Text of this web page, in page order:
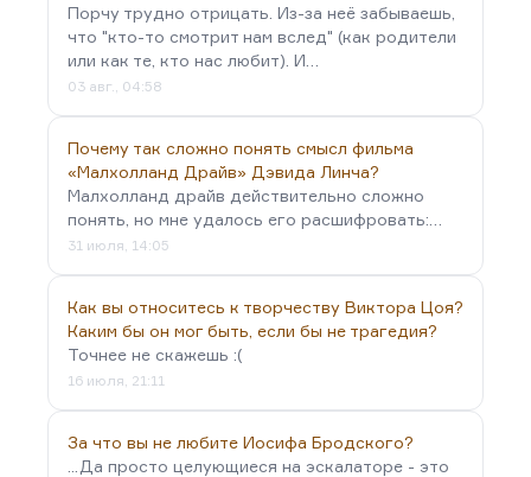
Порчу трудно отрицать. Из-за неё забываешь,
что "кто-то смотрит нам вслед" (как родители
или как те, кто нас любит). И…
03 авг., 04:58
Почему так сложно понять смысл фильма
«Малхолланд Драйв» Дэвида Линча?
Малхолланд драйв действительно сложно
понять, но мне удалось его расшифровать:…
31 июля, 14:05
Как вы относитесь к творчеству Виктора Цоя?
Каким бы он мог быть, если бы не трагедия?
Точнее не скажешь :(
16 июля, 21:11
За что вы не любите Иосифа Бродского?
...Да просто целующиеся на эскалаторе - это